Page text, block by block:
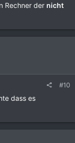
Rechner der nicht
#10
dass es